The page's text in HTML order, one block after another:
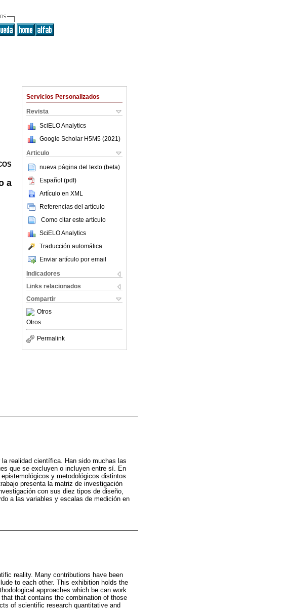
Servicios Personalizados
Revista
SciELO Analytics
Google Scholar H5M5 (2021 )
Articulo
nueva página del texto (beta)
Español (pdf)
Artículo en XML
Referencias del artículo
Como citar este artículo
SciELO Analytics
Traducción automática
Enviar artículo por email
Indicadores
Links relacionados
Compartir
Otros
Otros
Permalink
a
realidad científica. Han sido muchas las
que se excluyen o incluyen entre sí. En
y metodológicos distintos
presenta la matriz de investigación
con sus diez tipos de diseño,
a las variables y escalas de medición en
reality. Many contributions have been
to each other. This exhibition holds the
approaches which be can work
that contains the combination of those
of scientific research quantitative and